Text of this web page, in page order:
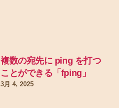
複数の宛先に ping を打つ
ことができる「fping」
3月 4, 2025